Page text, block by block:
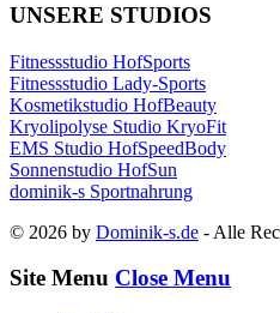
UNSERE STUDIOS
Fitnessstudio HofSports
Fitnessstudio Lady-Sports
Kosmetikstudio HofBeauty
Kryolipolyse Studio KryoFit
EMS Studio HofSpeedBody
Sonnenstudio HofSun
dominik-s Sportnahrung
© 2026 by Dominik-s.de - Alle
Site Menu Close Menu